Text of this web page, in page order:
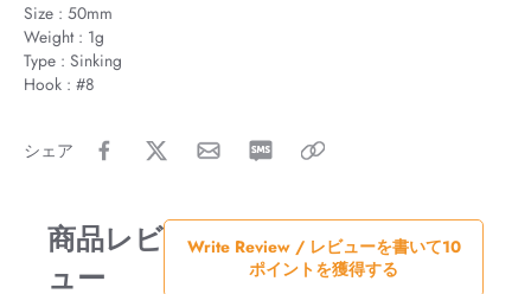
Size : 50mm
Weight : 1g
Type : Sinking
Hook : #8
シェア
商品レビ
ュー
Write Review / レビューを書いて10
ポイントを獲得する